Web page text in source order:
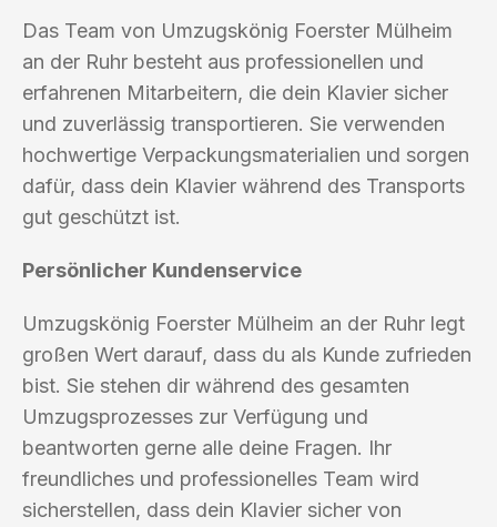
Das Team von Umzugskönig Foerster Mülheim
an der Ruhr besteht aus professionellen und
erfahrenen Mitarbeitern, die dein Klavier sicher
und zuverlässig transportieren. Sie verwenden
hochwertige Verpackungsmaterialien und sorgen
dafür, dass dein Klavier während des Transports
gut geschützt ist.
Persönlicher Kundenservice
Umzugskönig Foerster Mülheim an der Ruhr legt
großen Wert darauf, dass du als Kunde zufrieden
bist. Sie stehen dir während des gesamten
Umzugsprozesses zur Verfügung und
beantworten gerne alle deine Fragen. Ihr
freundliches und professionelles Team wird
sicherstellen, dass dein Klavier sicher von